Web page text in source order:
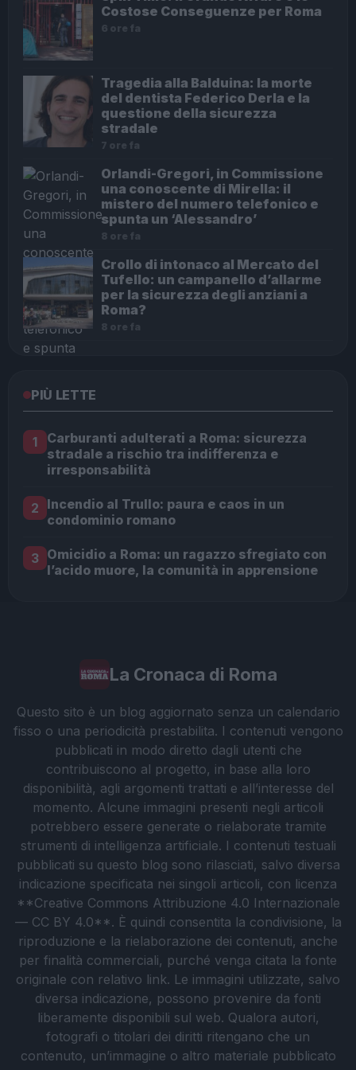
Costose Conseguenze per Roma
6 ore fa
Tragedia alla Balduina: la morte
del dentista Federico Derla e la
questione della sicurezza
stradale
7 ore fa
Orlandi-Gregori, in Commissione
una conoscente di Mirella: il
mistero del numero telefonico e
spunta un ‘Alessandro’
8 ore fa
Crollo di intonaco al Mercato del
Tufello: un campanello d’allarme
per la sicurezza degli anziani a
Roma?
8 ore fa
PIÙ LETTE
1
Carburanti adulterati a Roma: sicurezza
stradale a rischio tra indifferenza e
irresponsabilità
2 Incendio al Trullo: paura e caos in un
condominio romano
3 Omicidio a Roma: un ragazzo sfregiato con
l’acido muore, la comunità in apprensione
La Cronaca di Roma
Questo sito è un blog aggiornato senza un calendario
fisso o una periodicità prestabilita. I contenuti vengono
pubblicati in modo diretto dagli utenti che
contribuiscono al progetto, in base alla loro
disponibilità, agli argomenti trattati e all’interesse del
momento. Alcune immagini presenti negli articoli
potrebbero essere generate o rielaborate tramite
strumenti di intelligenza artificiale. I contenuti testuali
pubblicati su questo blog sono rilasciati, salvo diversa
indicazione specificata nei singoli articoli, con licenza
**Creative Commons Attribuzione 4.0 Internazionale
— CC BY 4.0**. È quindi consentita la condivisione, la
riproduzione e la rielaborazione dei contenuti, anche
per finalità commerciali, purché venga citata la fonte
originale con relativo link. Le immagini utilizzate, salvo
diversa indicazione, possono provenire da fonti
liberamente disponibili sul web. Qualora autori,
fotografi o titolari dei diritti ritengano che un
contenuto, un’immagine o altro materiale pubblicato